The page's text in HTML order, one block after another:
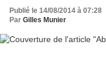
Publié le 14/08/2014 à 07:28
Par Gilles Munier